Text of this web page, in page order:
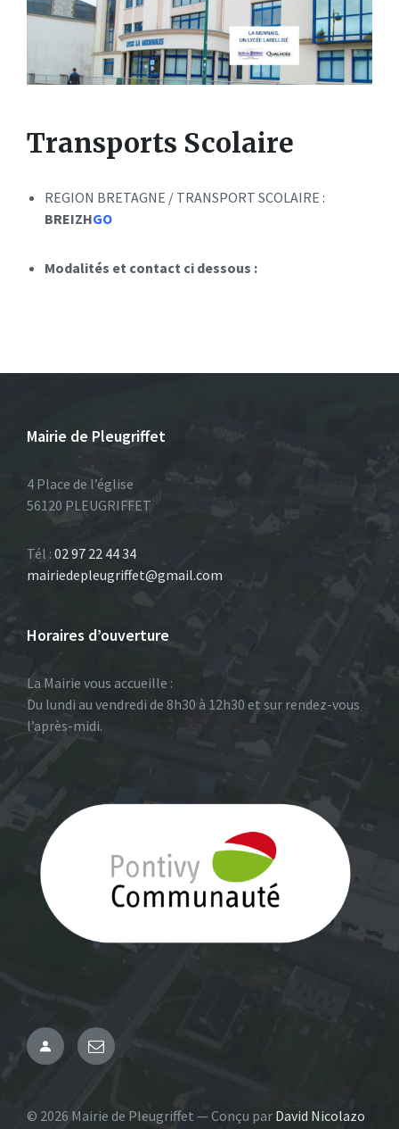
Transports Scolaire
REGION BRETAGNE / TRANSPORT SCOLAIRE :
BREIZHGO
Modalités et contact ci dessous :
Mairie de Pleugriffet
4 Place de l’église
56120 PLEUGRIFFET
Tél : 02 97 22 44 34
mairiedepleugriffet@gmail.com
Horaires d’ouverture
La Mairie vous accueille :
Du lundi au vendredi de 8h30 à 12h30 et sur rendez-vous
l’après-midi.
Administration
Email
© 2026 Mairie de Pleugriffet — Conçu par David Nicolazo